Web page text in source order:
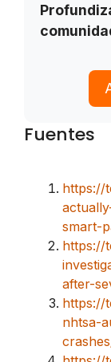
Fuentes
https://
smart-
https://
after-
https://
nhtsa-